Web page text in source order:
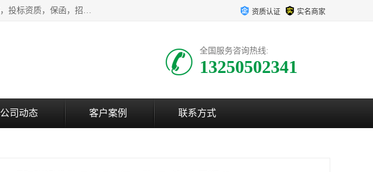
广州中赢信息科技有限公司是一家广州标书制作公司，主营业务：广州代做投标书、代写标书、代写标书，投标资质，保函，招投标培训等等，只要是投标中有需要的，我们这里都可以帮您解决。代写标书的中标案例也有很多。欢迎来电合作。 资质认证 实名商家
全国服务咨询热线:
13250502341
公司动态 客户案例 联系方式